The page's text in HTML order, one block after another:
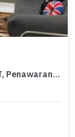
Jual Rumah Murah di Benowo, Surabaya, 2 KT, Penawaran Terbaik